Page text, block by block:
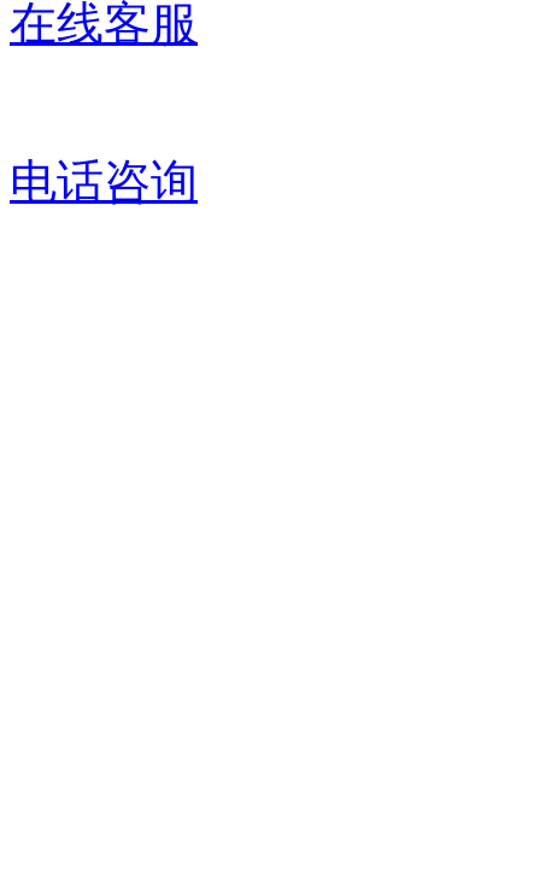
在线客服
电话咨询